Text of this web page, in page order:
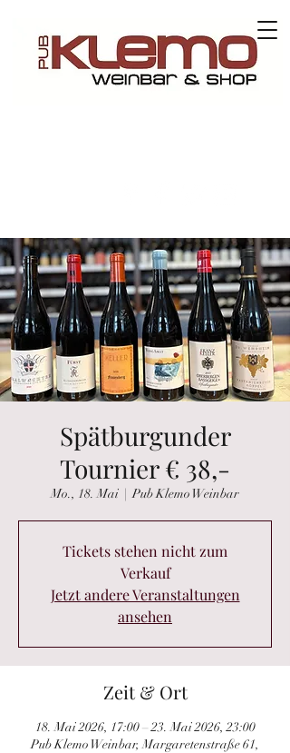
Spätburgunder
Tournier € 38,-
Mo., 18. Mai
  |
Pub Klemo Weinbar
Tickets stehen nicht zum
Verkauf
Jetzt andere Veranstaltungen
ansehen
Zeit & Ort
18. Mai 2026, 17:00 – 23. Mai 2026, 23:00
Pub Klemo Weinbar, Margaretenstraße 61,